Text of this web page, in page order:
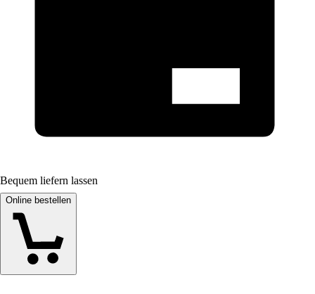
Bequem liefern lassen
Online bestellen